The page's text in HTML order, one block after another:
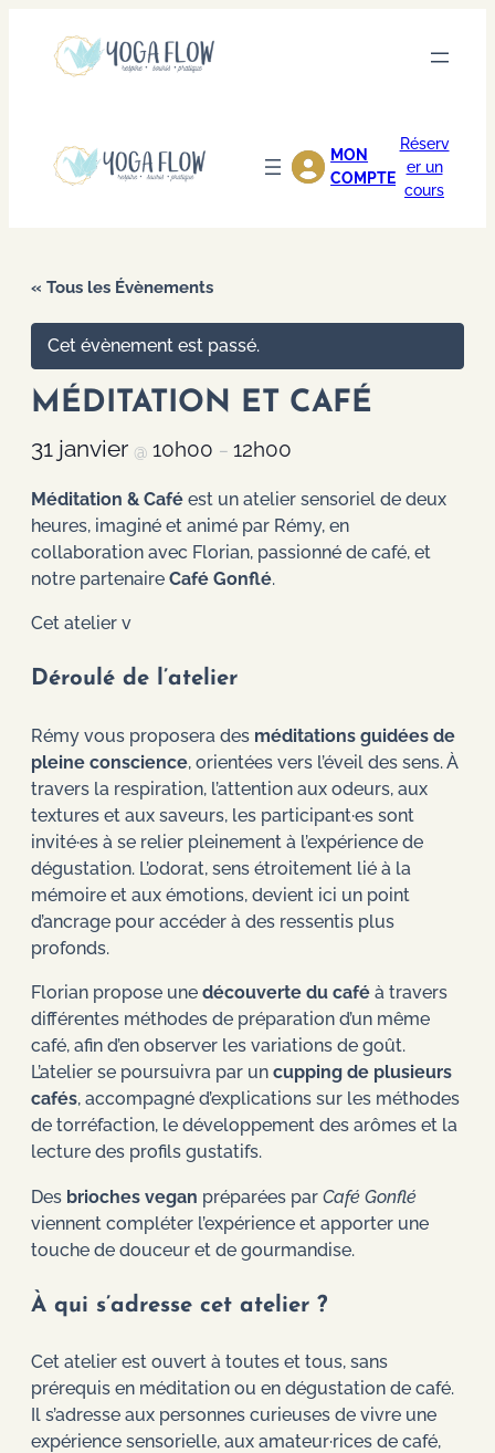
MON
COMPTE
Réserv
er un
cours
« Tous les Évènements
Cet évènement est passé.
MÉDITATION ET CAFÉ
31 janvier @ 10h00 – 12h00
Méditation & Café est un atelier sensoriel de deux
heures, imaginé et animé par Rémy, en
collaboration avec Florian, passionné de café, et
notre partenaire Café Gonflé.
Cet atelier v
Déroulé de l’atelier
Rémy vous proposera des méditations guidées de
pleine conscience, orientées vers l’éveil des sens. À
travers la respiration, l’attention aux odeurs, aux
textures et aux saveurs, les participant·es sont
invité·es à se relier pleinement à l’expérience de
dégustation. L’odorat, sens étroitement lié à la
mémoire et aux émotions, devient ici un point
d’ancrage pour accéder à des ressentis plus
profonds.
Florian propose une découverte du café à travers
différentes méthodes de préparation d’un même
café, afin d’en observer les variations de goût.
L’atelier se poursuivra par un cupping de plusieurs
cafés, accompagné d’explications sur les méthodes
de torréfaction, le développement des arômes et la
lecture des profils gustatifs.
Des brioches vegan préparées par Café Gonflé
viennent compléter l’expérience et apporter une
touche de douceur et de gourmandise.
À qui s’adresse cet atelier ?
Cet atelier est ouvert à toutes et tous, sans
prérequis en méditation ou en dégustation de café.
Il s’adresse aux personnes curieuses de vivre une
expérience sensorielle, aux amateur·rices de café,